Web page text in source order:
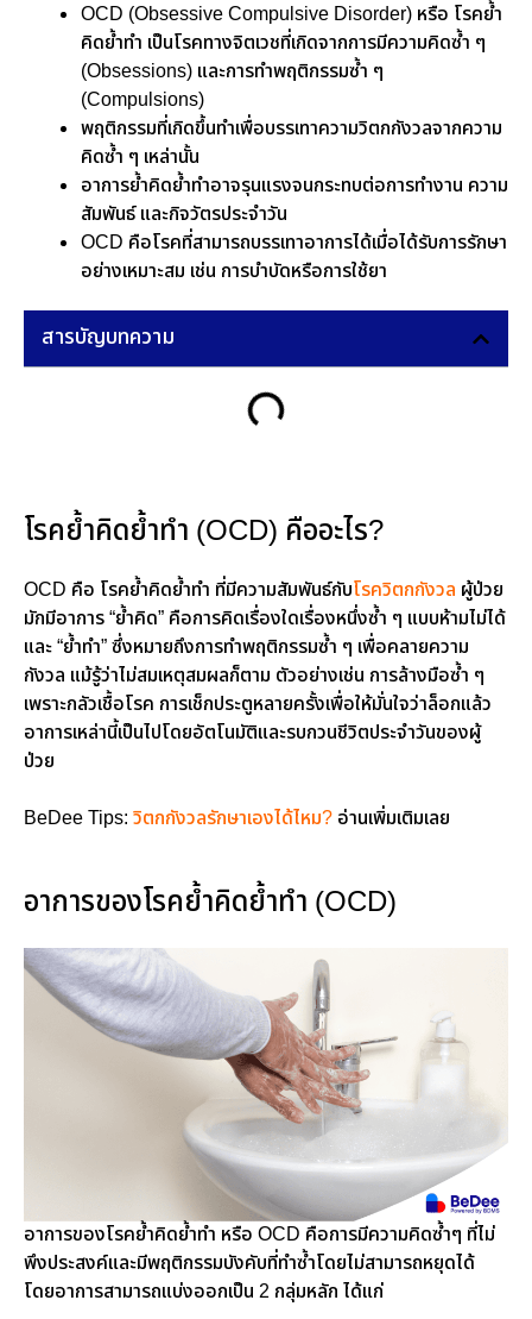
OCD (Obsessive Compulsive Disorder) หรือ โรคย้ำ
คิดย้ำทำ เป็นโรคทางจิตเวชที่เกิดจากการมีความคิดซ้ำ ๆ
(Obsessions) และการทำพฤติกรรมซ้ำ ๆ
(Compulsions)
พฤติกรรมที่เกิดขึ้นทำเพื่อบรรเทาความวิตกกังวลจากความ
คิดซ้ำ ๆ เหล่านั้น
อาการย้ำคิดย้ำทำอาจรุนแรงจนกระทบต่อการทำงาน ความ
สัมพันธ์ และกิจวัตรประจำวัน
OCD คือโรคที่สามารถบรรเทาอาการได้เมื่อได้รับการรักษา
อย่างเหมาะสม เช่น การบำบัดหรือการใช้ยา
สารบัญบทความ
โรคย้ำคิดย้ำทำ (OCD) คืออะไร?
OCD คือ โรคย้ำคิดย้ำทำ ที่มีความสัมพันธ์กับโรควิตกกังวล ผู้ป่วย
มักมีอาการ “ย้ำคิด” คือการคิดเรื่องใดเรื่องหนึ่งซ้ำ ๆ แบบห้ามไม่ได้
และ “ย้ำทำ” ซึ่งหมายถึงการทำพฤติกรรมซ้ำ ๆ เพื่อคลายความ
กังวล แม้รู้ว่าไม่สมเหตุสมผลก็ตาม ตัวอย่างเช่น การล้างมือซ้ำ ๆ
เพราะกลัวเชื้อโรค การเช็กประตูหลายครั้งเพื่อให้มั่นใจว่าล็อกแล้ว
อาการเหล่านี้เป็นไปโดยอัตโนมัติและรบกวนชีวิตประจำวันของผู้
ป่วย
BeDee Tips: วิตกกังวลรักษาเองได้ไหม? อ่านเพิ่มเติมเลย
อาการของโรคย้ำคิดย้ำทำ (OCD)
อาการของโรคย้ำคิดย้ำทำ หรือ OCD คือการมีความคิดซ้ำๆ ที่ไม่
พึงประสงค์และมีพฤติกรรมบังคับที่ทำซ้ำโดยไม่สามารถหยุดได้
โดยอาการสามารถแบ่งออกเป็น 2 กลุ่มหลัก ได้แก่